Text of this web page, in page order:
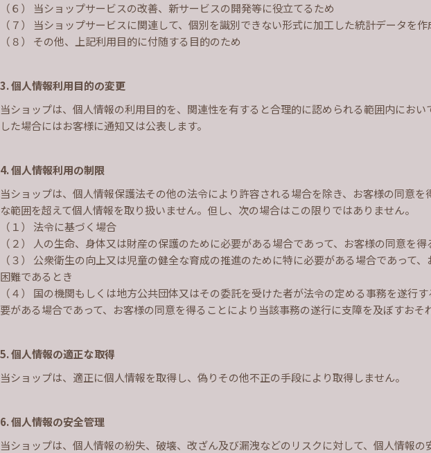
（６） 当ショップサービスの改善、新サービスの開発等に役立てるため
（７） 当ショップサービスに関連して、個別を識別できない形式に加工した統計データを作
（８） その他、上記利用目的に付随する目的のため
3. 個人情報利用目的の変更
当ショップは、個人情報の利用目的を、関連性を有すると合理的に認められる範囲内にお
した場合にはお客様に通知又は公表します。
4. 個人情報利用の制限
当ショップは、個人情報保護法その他の法令により許容される場合を除き、お客様の同意
な範囲を超えて個人情報を取り扱いません。但し、次の場合はこの限りではありません。
（１） 法令に基づく場合
（２） 人の生命、身体又は財産の保護のために必要がある場合であって、お客様の同意を
（３） 公衆衛生の向上又は児童の健全な育成の推進のために特に必要がある場合であって
困難であるとき
（４） 国の機関もしくは地方公共団体又はその委託を受けた者が法令の定める事務を遂行
要がある場合であって、お客様の同意を得ることにより当該事務の遂行に支障を及ぼすおそ
5. 個人情報の適正な取得
当ショップは、適正に個人情報を取得し、偽りその他不正の手段により取得しません。
6. 個人情報の安全管理
当ショップは、個人情報の紛失、破壊、改ざん及び漏洩などのリスクに対して、個人情報